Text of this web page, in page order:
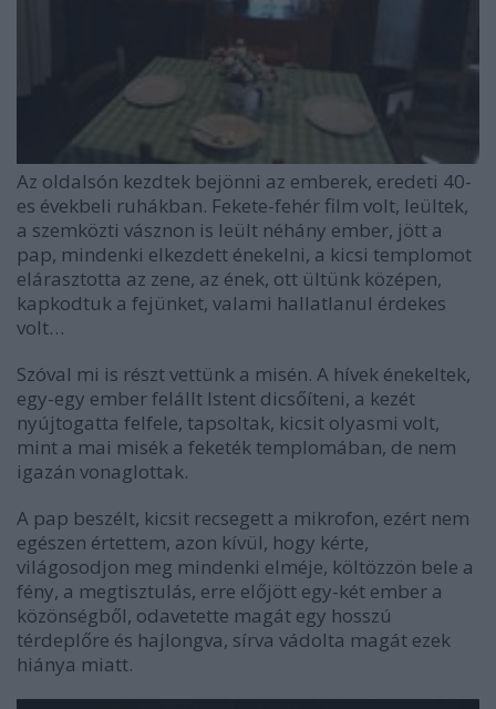
Az oldalsón kezdtek bejönni az emberek, eredeti 40-
es évekbeli ruhákban. Fekete-fehér film volt, leültek,
a szemközti vásznon is leült néhány ember, jött a
pap, mindenki elkezdett énekelni, a kicsi templomot
elárasztotta az zene, az ének, ott ültünk középen,
kapkodtuk a fejünket, valami hallatlanul érdekes
volt…
Szóval mi is részt vettünk a misén. A hívek énekeltek,
egy-egy ember felállt Istent dicsőíteni, a kezét
nyújtogatta felfele, tapsoltak, kicsit olyasmi volt,
mint a mai misék a feketék templomában, de nem
igazán vonaglottak.
A pap beszélt, kicsit recsegett a mikrofon, ezért nem
egészen értettem, azon kívül, hogy kérte,
világosodjon meg mindenki elméje, költözzön bele a
fény, a megtisztulás, erre előjött egy-két ember a
közönségből, odavetette magát egy hosszú
térdeplőre és hajlongva, sírva vádolta magát ezek
hiánya miatt.